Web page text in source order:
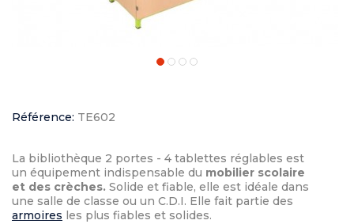
Référence: TE602
La bibliothèque 2 portes - 4 tablettes réglables est
un équipement indispensable du mobilier scolaire
et des crèches. Solide et fiable, elle est idéale dans
une salle de classe ou un C.D.I. Elle fait partie des
armoires les plus fiables et solides.